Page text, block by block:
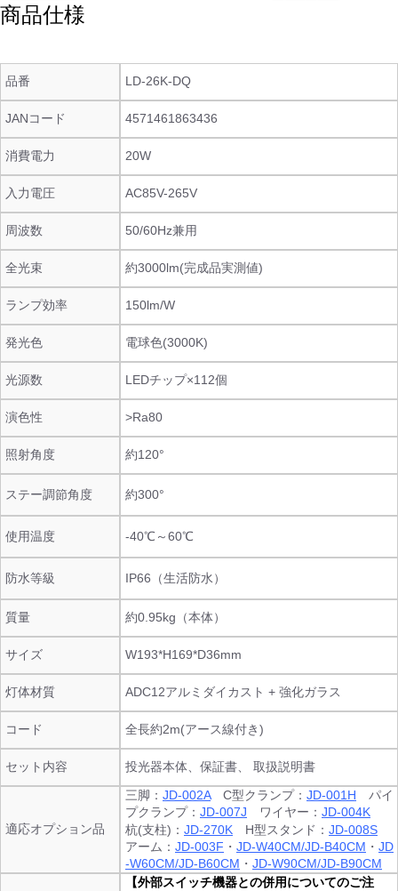
商品仕様
品番 LD-26K-DQ
JANコード 4571461863436
消費電力 20W
入力電圧 AC85V-265V
周波数 50/60Hz兼用
全光束 約3000lm(完成品実測値)
ランプ効率 150lm/W
発光色 電球色(3000K)
光源数 LEDチップ×112個
演色性 >Ra80
照射角度 約120°
ステー調節角度 約300°
使用温度 -40℃～60℃
防水等級 IP66（生活防水）
質量 約0.95kg（本体）
サイズ W193*H169*D36mm
灯体材質 ADC12アルミダイカスト + 強化ガラス
コード 全長約2m(アース線付き)
セット内容 投光器本体、保証書、 取扱説明書
適応オプション品
三脚： JD-002AC型クランプ： JD-001H パイ
プクランプ： JD-007J ワイヤー： JD-004K
杭(支柱)： JD-270K H型スタンド： JD-008S
アーム： JD-003F ・ JD-W40CM/JD-B40CM ・ JD
-W60CM/JD-B60CM ・ JD-W90CM/JD-B90CM
【外部スイッチ機器との併用についてのご注